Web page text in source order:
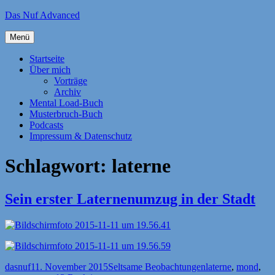
Zum
springen
Das Nuf Advanced
Menü
Startseite
Über mich
Vorträge
Archiv
Mental Load-Buch
Musterbruch-Buch
Podcasts
Impressum & Datenschutz
Schlagwort: laterne
Sein erster Laternenumzug in der Stadt
Autor
dasnufVeröffentlicht
11. November 2015Kategorien
Seltsame BeobachtungenSchlagwörter
laterne, mond,